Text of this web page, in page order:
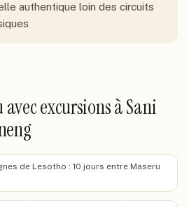
authentique loin des circuits
excursions à Sani
de Lesotho : 10 jours entre Maseru